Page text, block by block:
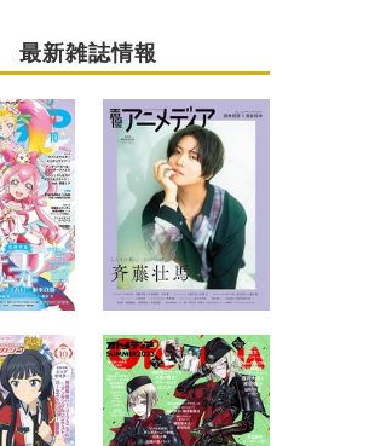
最新雑誌情報